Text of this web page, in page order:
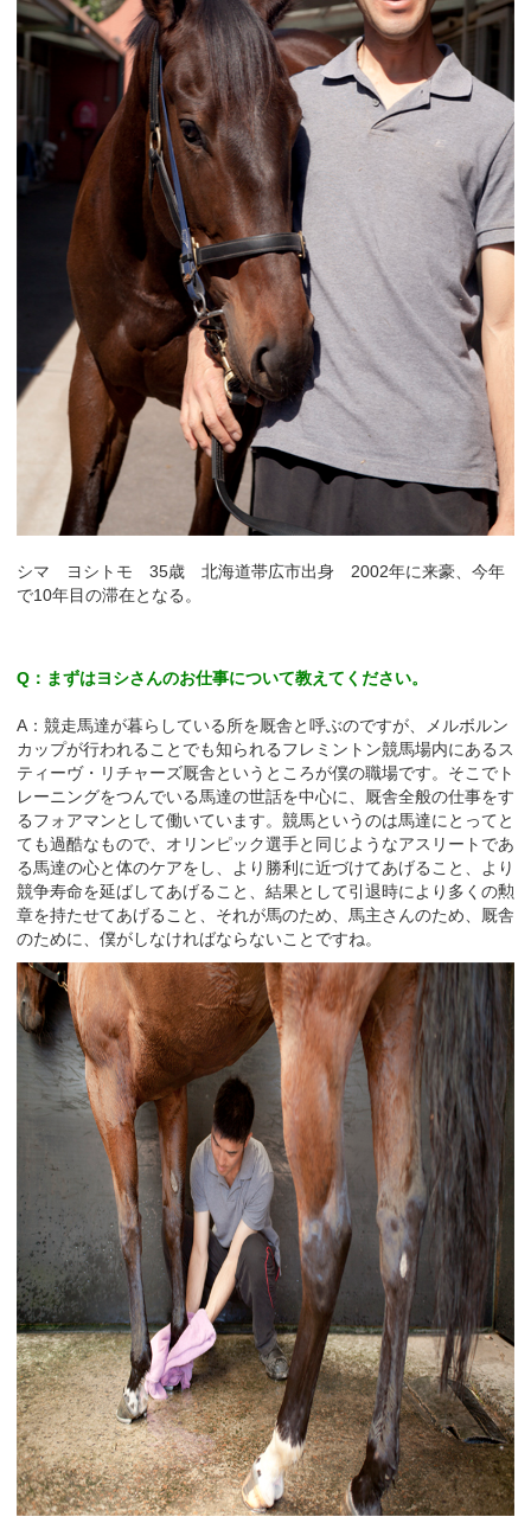
シマ ヨシトモ 35歳 北海道帯広市出身 2002年に来豪、今年
で10年目の滞在となる。
Q：まずはヨシさんのお仕事について教えてください。
A：競走馬達が暮らしている所を厩舎と呼ぶのですが、メルボルン
カップが行われることでも知られるフレミントン競馬場内にあるス
ティーヴ・リチャーズ厩舎というところが僕の職場です。そこでト
レーニングをつんでいる馬達の世話を中心に、厩舎全般の仕事をす
るフォアマンとして働いています。競馬というのは馬達にとってと
ても過酷なもので、オリンピック選手と同じようなアスリートであ
る馬達の心と体のケアをし、より勝利に近づけてあげること、より
競争寿命を延ばしてあげること、結果として引退時により多くの勲
章を持たせてあげること、それが馬のため、馬主さんのため、厩舎
のために、僕がしなければならないことですね。